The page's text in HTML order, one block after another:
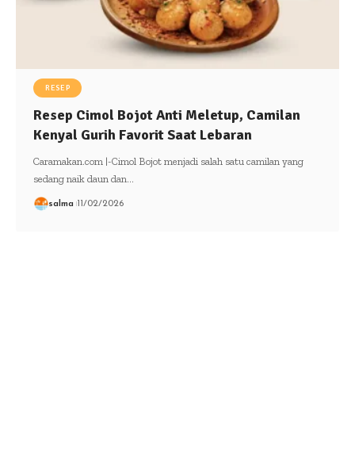
RESEP
Resep Cimol Bojot Anti Meletup, Camilan
Kenyal Gurih Favorit Saat Lebaran
Caramakan.com |-Cimol Bojot menjadi salah satu camilan yang
sedang naik daun dan…
salma 11/02/2026